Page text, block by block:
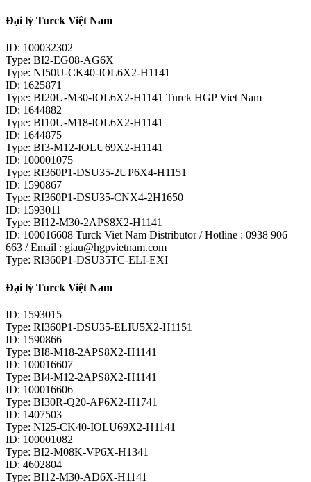
Đại lý Turck Việt Nam
ID: 100032302
Type: BI2-EG08-AG6X
Type: NI50U-CK40-IOL6X2-H1141
ID: 1625871
Type: BI20U-M30-IOL6X2-H1141 Turck HGP Viet Nam
ID: 1644882
Type: BI10U-M18-IOL6X2-H1141
ID: 1644875
Type: BI3-M12-IOLU69X2-H1141
ID: 100001075
Type: RI360P1-DSU35-2UP6X4-H1151
ID: 1590867
Type: RI360P1-DSU35-CNX4-2H1650
ID: 1593011
Type: BI12-M30-2APS8X2-H1141
ID: 100016608 Turck Viet Nam Distributor / Hotline : 0938 906
663 / Email : giau@hgpvietnam.com
Type: RI360P1-DSU35TC-ELI-EXI
Đại lý Turck Việt Nam
ID: 1593015
Type: RI360P1-DSU35-ELIU5X2-H1151
ID: 1590866
Type: BI8-M18-2APS8X2-H1141
ID: 100016607
Type: BI4-M12-2APS8X2-H1141
ID: 100016606
Type: BI30R-Q20-AP6X2-H1741
ID: 1407503
Type: NI25-CK40-IOLU69X2-H1141
ID: 100001082
Type: BI2-M08K-VP6X-H1341
ID: 4602804
Type: BI12-M30-AD6X-H1141